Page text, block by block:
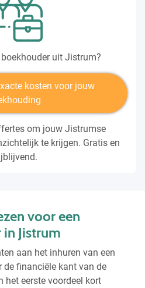
uit Jistrum?
kosten voor jouw
om jouw Jistrumse
te krijgen. Gratis en
voor een
Jistrum
aan het inhuren van een
de financiële kant van de
het eerste voordeel kort